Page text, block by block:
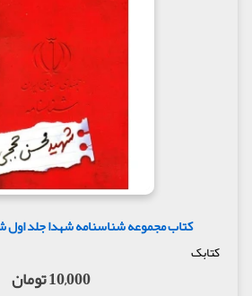
کتاب مجموعه شناسنامه شهدا جلد
کتابک
10,000 تومان